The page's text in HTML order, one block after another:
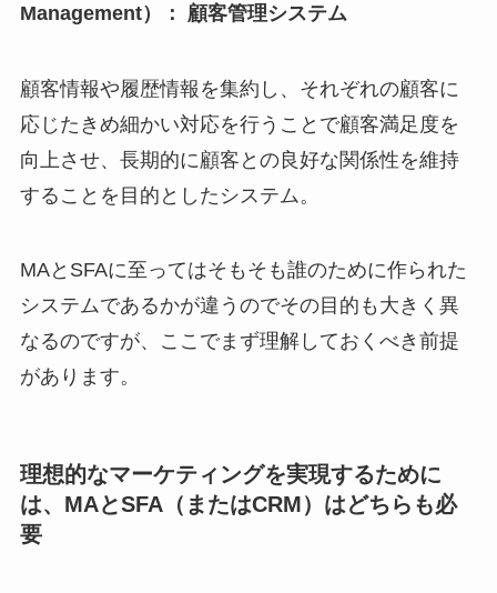
Management）： 顧客管理システム
顧客情報や履歴情報を集約し、それぞれの顧客に
応じたきめ細かい対応を行うことで顧客満足度を
向上させ、長期的に顧客との良好な関係性を維持
することを目的としたシステム。
MAとSFAに至ってはそもそも誰のために作られた
システムであるかが違うのでその目的も大きく異
なるのですが、ここでまず理解しておくべき前提
があります。
理想的なマーケティングを実現するために
は、MAとSFA（またはCRM）はどちらも必
要